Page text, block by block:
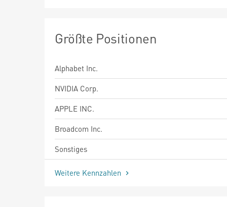
Größte Positionen
Alphabet Inc.
NVIDIA Corp.
APPLE INC.
Broadcom Inc.
Sonstiges
Weitere Kennzahlen